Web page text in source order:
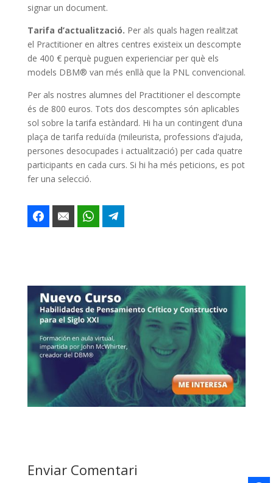
signar un document.
Tarifa d’actualització. Per als quals hagen realitzat
el Practitioner en altres centres existeix un descompte
de 400 € perquè puguen experienciar per què els
models DBM® van més enllà que la PNL convencional.
Per als nostres alumnes del Practitioner el descompte
és de 800 euros. Tots dos descomptes són aplicables
sol sobre la tarifa estàndard. Hi ha un contingent d’una
plaça de tarifa reduïda (mileurista, professions d’ajuda,
persones desocupades i actualització) per cada quatre
participants en cada curs. Si hi ha més peticions, es pot
fer una selecció.
Facebook
Email WhatsApp
Enviar Comentari